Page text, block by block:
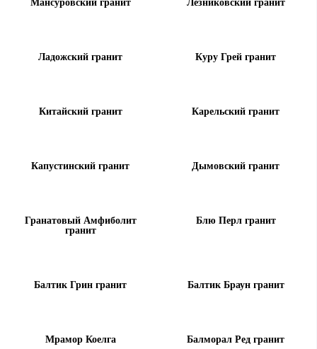
Мансуровский гранит Лезниковский гранит
Ладожский гранит Куру Грей гранит
Китайский гранит Карельский гранит
Капустинский гранит Дымовский гранит
Гранатовый Амфиболит
гранит
Блю Перл гранит
Балтик Грин гранит Балтик Браун гранит
Мрамор Коелга Балморал Ред гранит